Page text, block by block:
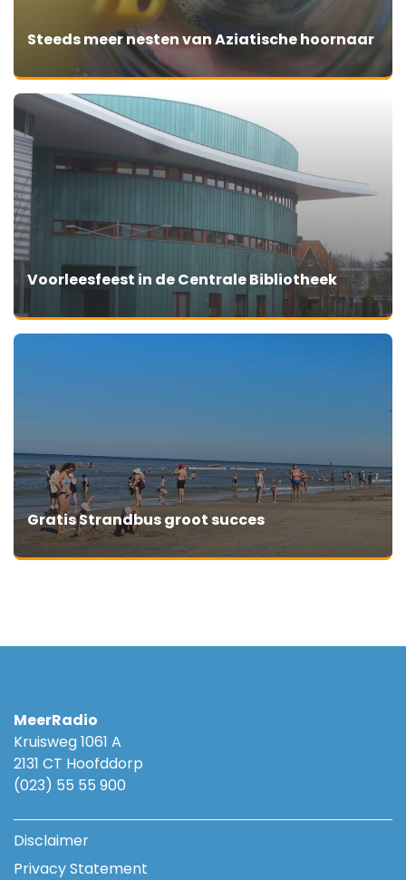
Steeds meer nesten van Aziatische hoornaar
Voorleesfeest in de Centrale Bibliotheek
Gratis Strandbus groot succes
MeerRadio
Kruisweg 1061 A
2131 CT Hoofddorp
(023) 55 55 900
Disclaimer
Privacy Statement